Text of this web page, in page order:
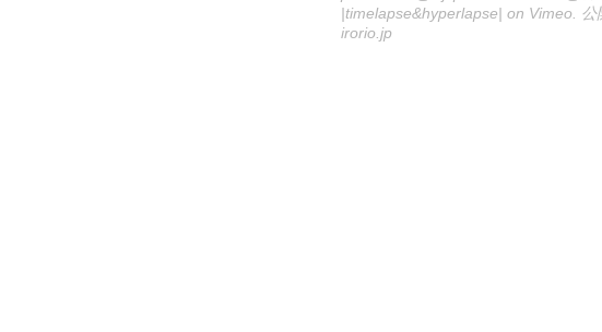
|timelapse&hyperlapse| on Vimeo. 公
irorio.jp